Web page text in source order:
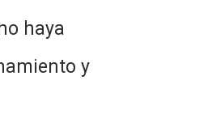
haya
y